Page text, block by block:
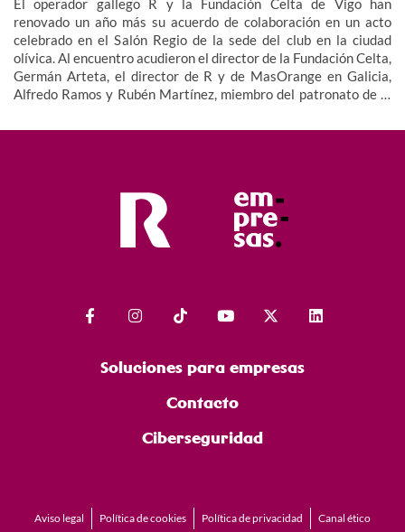
El operador gallego R y la Fundación Celta de Vigo han
renovado un año más su acuerdo de colaboración en un acto
celebrado en el Salón Regio de la sede del club en la ciudad
olívica. Al encuentro acudieron el director de la Fundación Celta,
Germán Arteta, el director de R y de MasOrange en Galicia,
Alfredo Ramos y Rubén Martínez, miembro del patronato de la
Celta Integra Zelnova, dando imagen así al valor social de este
Soluciones para empresas
Contacto
Ciberseguridad
Aviso legal Política de cookies Política de privacidad Canal ético